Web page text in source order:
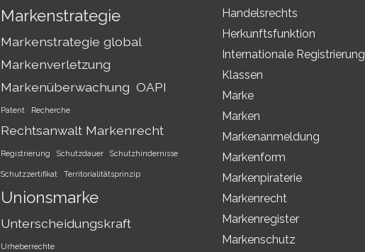
Markenstrategie
Markenstrategie global
Markenverletzung
Markenüberwachung OAPI
Patent Recherche
Rechtsanwalt Markenrecht
Registrierung Schutzdauer Schutzhindernisse
Schutzzertifikat Territorialitätsprinzip
Unionsmarke
Unterscheidungskraft
Urheberrechte
Handelsrechts
Herkunftsfunktion
Internationale Registrierung
Klassen
Marke
Marken
Markenanmeldung
Markenform
Markenpiraterie
Markenrecht
Markenregister
Markenschutz